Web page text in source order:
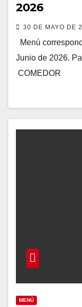
2026
30 DE MAYO DE
Menú
Junio de 2026.
COMEDOR
MENÚ